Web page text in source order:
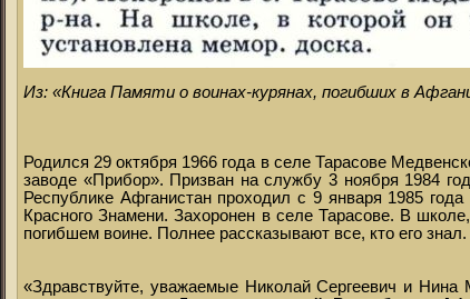
Из: «Книга Памяти о воинах-курянах, погибших в
Родился 29 октября 1966 года в селе Тарасове
заводе «Прибор». Призван на службу 3 ноября 1984
Республике Афганистан проходил с 9 января 1985 года
Красного Знамени. Захоронен в селе Тарасове. В
погибшем воине. Полнее рассказывают все, кто его знал.
«Здравствуйте, уважаемые Николай Сергеевич и